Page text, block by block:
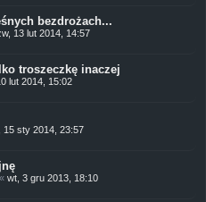
bezdrożach...
13 lut 2014, 14:57
troszeczkę inaczej
lut 2014, 15:02
15 sty 2014, 23:57
« wt, 3 gru 2013, 18:10